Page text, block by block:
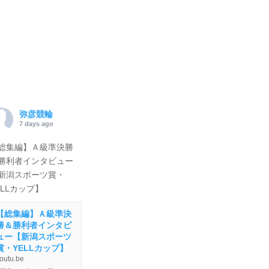
弥彦競輪
7 days ago
集編】Ａ級準決勝
利者インタビュー
潟スポーツ賞・
カップ】
総集編】Ａ級準決
＆勝利者インタビ
ー【新潟スポーツ
・YELLカップ】